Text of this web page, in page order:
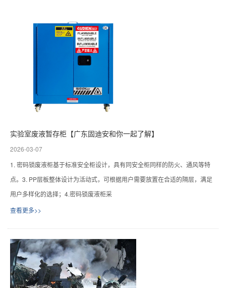
实验室废液暂存柜【广东固迪安和你一起了解】
2026-03-07
1. 密码锁废液柜基于标准安全柜设计，具有同安全柜同样的防火、通风等特
点。3. PP层板整体设计为活动式，可根据用户需要放置在合适的隔层，满足
用户多样化的选择；4.密码锁废液柜采
查看更多>>